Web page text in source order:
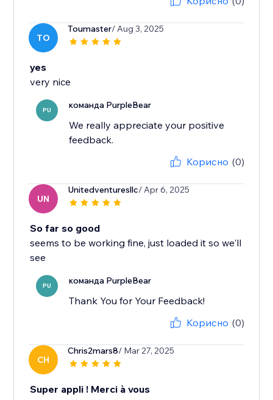
TO
Toumaster/ Aug 3, 2025
yes
very nice
PU команда PurpleBear
We really appreciate your positive
feedback.
Корисно (0)
UN
Unitedventuresllc/ Apr 6, 2025
So far so good
seems to be working fine, just loaded it so we'll
see
PU команда PurpleBear
Thank You for Your Feedback!
Корисно (0)
CH
Chris2mars8/ Mar 27, 2025
Super appli ! Merci à vous